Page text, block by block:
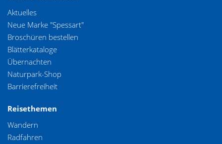
Aktuelles
Neue Marke "Spessart"
Broschüren bestellen
Blätterkataloge
Übernachten
Naturpark-Shop
Barrierefreiheit
Reisethemen
Wandern
Radfahren